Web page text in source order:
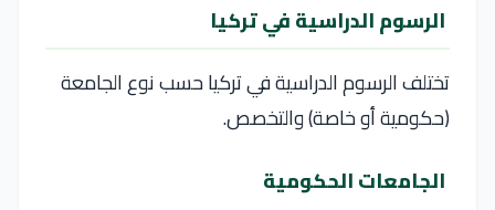
الرسوم الدراسية في تركيا
تختلف الرسوم الدراسية فيتركياحسب نوع الجامعة
(حكومية أو خاصة) والتخصص.
الجامعات الحكومية